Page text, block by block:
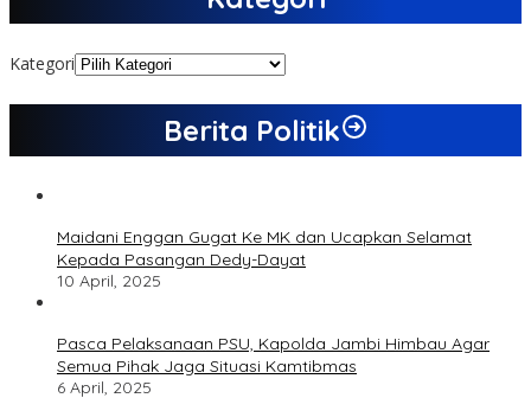
Kategori
Berita Politik
Maidani Enggan Gugat Ke MK dan Ucapkan Selamat
Kepada Pasangan Dedy-Dayat
10 April, 2025
Pasca Pelaksanaan PSU, Kapolda Jambi Himbau Agar
Semua Pihak Jaga Situasi Kamtibmas
6 April, 2025